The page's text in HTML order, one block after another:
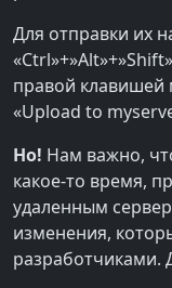
Для отправки их
правой
«Upload to
Но! Нам важно,
какое-то время,
удаленным
изменения,
разработчиками.